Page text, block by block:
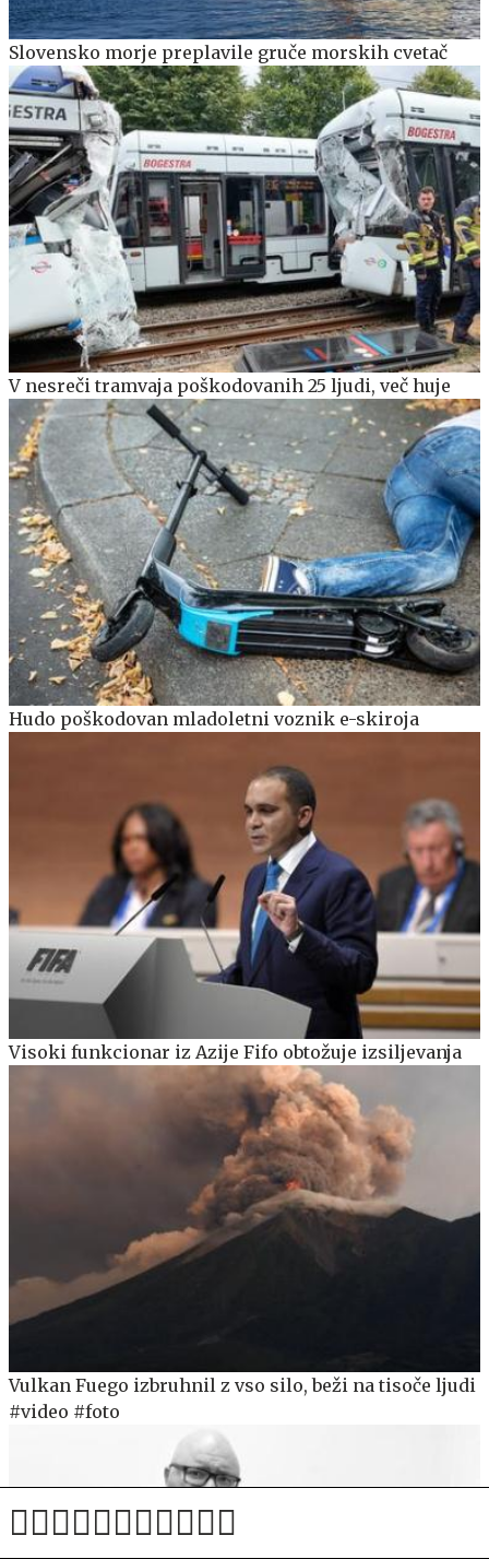
Slovensko morje preplavile gruče morskih cvetač
V nesreči tramvaja poškodovanih 25 ljudi, več huje
Hudo poškodovan mladoletni voznik e-skiroja
Visoki funkcionar iz Azije Fifo obtožuje izsiljevanja
Vulkan Fuego izbruhnil z vso silo, beži na tisoče ljudi
#video #foto